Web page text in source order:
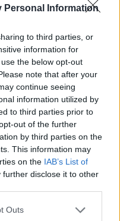
Personal Information
to third parties, or
information for
the below opt-out
note that after your
continue seeing
information utilized by
to third parties prior to
out of the further
by third parties on the
This information may
on the IAB’s List of
further disclose it to other
Outs
acsarkodást
lett a szűk
úti vitából
két halász,
ért a
– frissítve